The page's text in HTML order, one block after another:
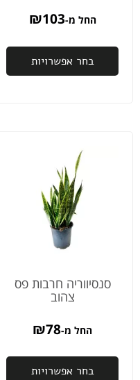
החל מ- ₪103
בחר אפשרויות
סנסיווריה חרבות פס
צהוב
החל מ- ₪78
בחר אפשרויות